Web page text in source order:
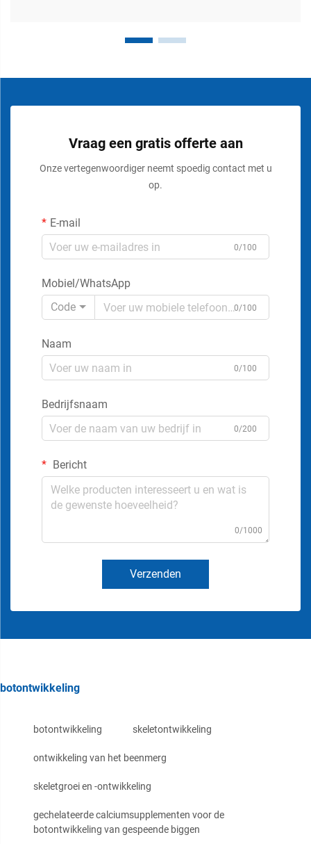
Vraag een gratis offerte aan
Onze vertegenwoordiger neemt spoedig contact met u
op.
E-mail
0/100
Mobiel/WhatsApp
Code
0/100
Naam
0/100
Bedrijfsnaam
0/200
Bericht
0/1000
Verzenden
botontwikkeling
botontwikkeling skeletontwikkeling
ontwikkeling van het beenmerg
skeletgroei en -ontwikkeling
gechelateerde calciumsupplementen voor de
botontwikkeling van gespeende biggen